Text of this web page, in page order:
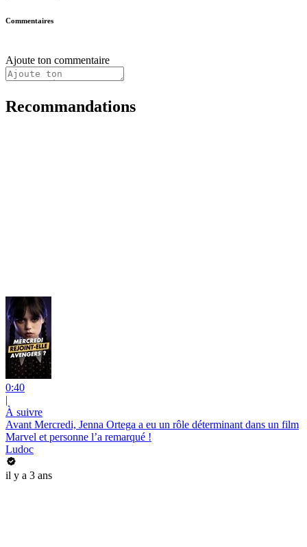
Commentaires
Ajoute ton commentaire
Recommandations
0:40
|
À suivre
Avant Mercredi, Jenna Ortega a eu un rôle déterminant dans un film
Marvel et personne l’a remarqué !
Ludoc
il y a 3 ans